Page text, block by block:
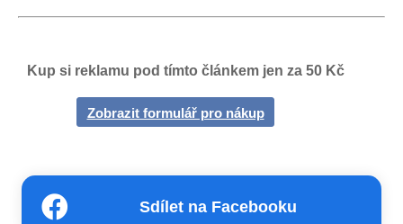
Kup si reklamu pod tímto článkem jen za 50 Kč
Zobrazit formulář pro nákup
Sdílet na Facebooku